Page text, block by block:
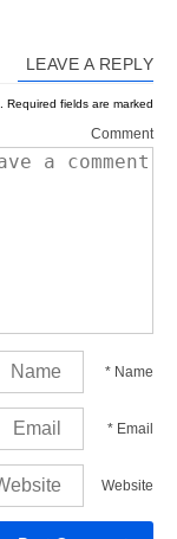
LEAVE A REPLY
Required fields are marked
Comment
Name
*
Email
*
Website